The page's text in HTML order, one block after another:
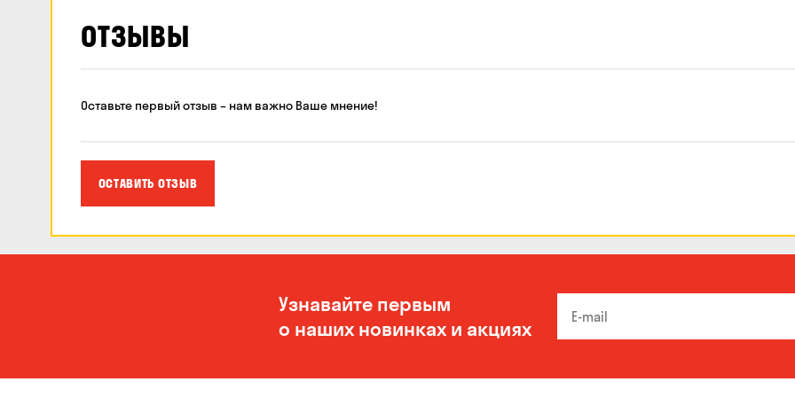
ОТЗЫВЫ
Оставьте первый отзыв – нам важно Ваше мнение!
ОСТАВИТЬ ОТЗЫВ
Узнавайте первым
о наших новинках и акциях